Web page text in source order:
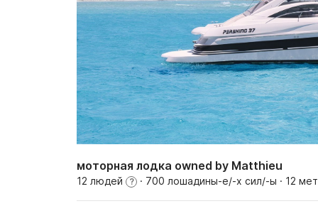
моторная лодка owned by Matthieu
12 людей ? · 700 лошадины-е/-х сил/-ы · 12